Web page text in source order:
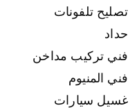
تصليح تلفونات
حداد
فني تركيب مداخن
فني المنيوم
غسيل سيارات